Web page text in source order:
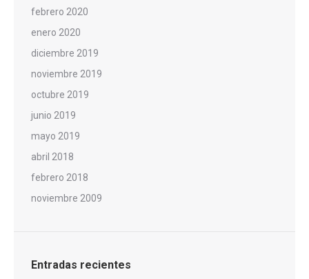
febrero 2020
enero 2020
diciembre 2019
noviembre 2019
octubre 2019
junio 2019
mayo 2019
abril 2018
febrero 2018
noviembre 2009
Entradas recientes